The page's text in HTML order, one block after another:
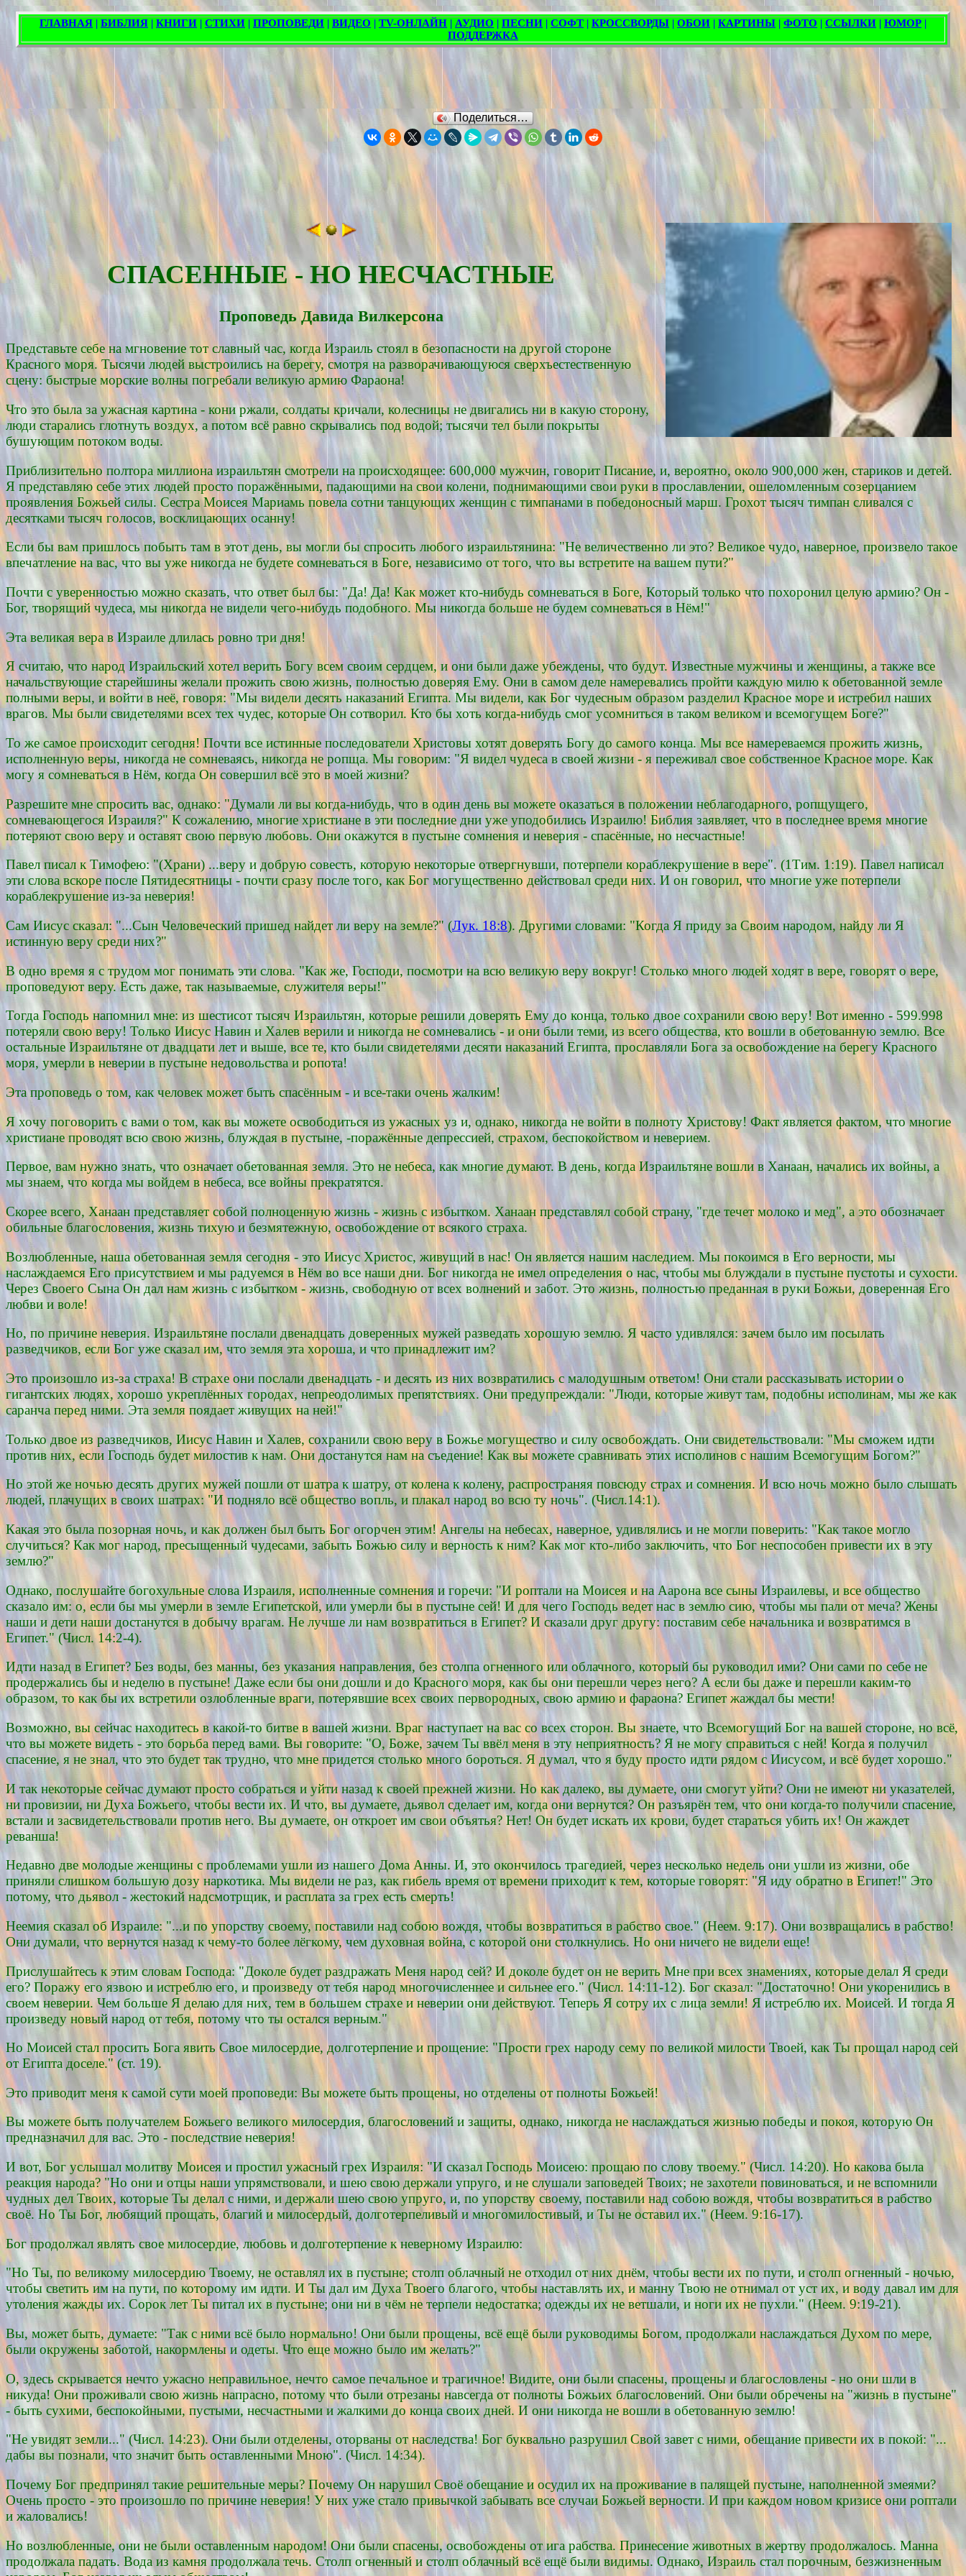
Поделиться…
СПАСЕННЫЕ - НО НЕСЧАСТНЫЕ
Проповедь Давида Вилкерсона
Представьте себе на мгновение тот славный час, когда Израиль стоял в безопасности на другой стороне
Красного моря. Тысячи людей выстроились на берегу, смотря на разворачивающуюся сверхъестественную
сцену: быстрые морские волны погребали великую армию Фараона!
Что это была за ужасная картина - кони ржали, солдаты кричали, колесницы не двигались ни в какую сторону,
люди старались глотнуть воздух, а потом всё равно скрывались под водой; тысячи тел были покрыты
бушующим потоком воды.
Приблизительно полтора миллиона израильтян смотрели на происходящее: 600,000 мужчин, говорит Писание, и, вероятно, около 900,000 жен, стариков и детей.
Я представляю себе этих людей просто поражёнными, падающими на свои колени, поднимающими свои руки в прославлении, ошеломленным созерцанием
проявления Божьей силы. Сестра Моисея Мариамь повела сотни танцующих женщин с тимпанами в победоносный марш. Грохот тысяч тимпан сливался с
десятками тысяч голосов, восклицающих осанну!
Если бы вам пришлось побыть там в этот день, вы могли бы спросить любого израильтянина: "Не величественно ли это? Великое чудо, наверное, произвело такое
впечатление на вас, что вы уже никогда не будете сомневаться в Боге, независимо от того, что вы встретите на вашем пути?"
Почти с уверенностью можно сказать, что ответ был бы: "Да! Да! Как может кто-нибудь сомневаться в Боге, Который только что похоронил целую армию? Он -
Бог, творящий чудеса, мы никогда не видели чего-нибудь подобного. Мы никогда больше не будем сомневаться в Нём!"
Эта великая вера в Израиле длилась ровно три дня!
Я считаю, что народ Израильский хотел верить Богу всем своим сердцем, и они были даже убеждены, что будут. Известные мужчины и женщины, а также все
начальствующие старейшины желали прожить свою жизнь, полностью доверяя Ему. Они в самом деле намеревались пройти каждую милю к обетованной земле
полными веры, и войти в неё, говоря: "Мы видели десять наказаний Египта. Мы видели, как Бог чудесным образом разделил Красное море и истребил наших
врагов. Мы были свидетелями всех тех чудес, которые Он сотворил. Кто бы хоть когда-нибудь смог усомниться в таком великом и всемогущем Боге?"
То же самое происходит сегодня! Почти все истинные последователи Христовы хотят доверять Богу до самого конца. Мы все намереваемся прожить жизнь,
исполненную веры, никогда не сомневаясь, никогда не ропща. Мы говорим: "Я видел чудеса в своей жизни - я переживал свое собственное Красное море. Как
могу я сомневаться в Нём, когда Он совершил всё это в моей жизни?
Разрешите мне спросить вас, однако: "Думали ли вы когда-нибудь, что в один день вы можете оказаться в положении неблагодарного, ропщущего,
сомневающегося Израиля?" К сожалению, многие христиане в эти последние дни уже уподобились Израилю! Библия заявляет, что в последнее время многие
потеряют свою веру и оставят свою первую любовь. Они окажутся в пустыне сомнения и неверия - спасённые, но несчастные!
Павел писал к Тимофею: "(Храни) ...веру и добрую совесть, которую некоторые отвергнувши, потерпели кораблекрушение в вере". (1Тим. 1:19). Павел написал
эти слова вскоре после Пятидесятницы - почти сразу после того, как Бог могущественно действовал среди них. И он говорил, что многие уже потерпели
кораблекрушение из-за неверия!
Сам Иисус сказал: "...Сын Человеческий пришед найдет ли веру на земле?" (Лук. 18:8). Другими словами: "Когда Я приду за Своим народом, найду ли Я
истинную веру среди них?"
В одно время я с трудом мог понимать эти слова. "Как же, Господи, посмотри на всю великую веру вокруг! Столько много людей ходят в вере, говорят о вере,
проповедуют веру. Есть даже, так называемые, служителя веры!"
Тогда Господь напомнил мне: из шестисот тысяч Израильтян, которые решили доверять Ему до конца, только двое сохранили свою веру! Вот именно - 599.998
потеряли свою веру! Только Иисус Навин и Халев верили и никогда не сомневались - и они были теми, из всего общества, кто вошли в обетованную землю. Все
остальные Израильтяне от двадцати лет и выше, все те, кто были свидетелями десяти наказаний Египта, прославляли Бога за освобождение на берегу Красного
моря, умерли в неверии в пустыне недовольства и ропота!
Эта проповедь о том, как человек может быть спасённым - и все-таки очень жалким!
Я хочу поговорить с вами о том, как вы можете освободиться из ужасных уз и, однако, никогда не войти в полноту Христову! Факт является фактом, что многие
христиане проводят всю свою жизнь, блуждая в пустыне, -поражённые депрессией, страхом, беспокойством и неверием.
Первое, вам нужно знать, что означает обетованная земля. Это не небеса, как многие думают. В день, когда Израильтяне вошли в Ханаан, начались их войны, а
мы знаем, что когда мы войдем в небеса, все войны прекратятся.
Скорее всего, Ханаан представляет собой полноценную жизнь - жизнь с избытком. Ханаан представлял собой страну, "где течет молоко и мед", а это обозначает
обильные благословения, жизнь тихую и безмятежную, освобождение от всякого страха.
Возлюбленные, наша обетованная земля сегодня - это Иисус Христос, живущий в нас! Он является нашим наследием. Мы покоимся в Его верности, мы
наслаждаемся Его присутствием и мы радуемся в Нём во все наши дни. Бог никогда не имел определения о нас, чтобы мы блуждали в пустыне пустоты и сухости.
Через Своего Сына Он дал нам жизнь с избытком - жизнь, свободную от всех волнений и забот. Это жизнь, полностью преданная в руки Божьи, доверенная Его
любви и воле!
Но, по причине неверия. Израильтяне послали двенадцать доверенных мужей разведать хорошую землю. Я часто удивлялся: зачем было им посылать
разведчиков, если Бог уже сказал им, что земля эта хороша, и что принадлежит им?
Это произошло из-за страха! В страхе они послали двенадцать - и десять из них возвратились с малодушным ответом! Они стали рассказывать истории о
гигантских людях, хорошо укреплённых городах, непреодолимых препятствиях. Они предупреждали: "Люди, которые живут там, подобны исполинам, мы же как
саранча перед ними. Эта земля поядает живущих на ней!"
Только двое из разведчиков, Иисус Навин и Халев, сохранили свою веру в Божье могущество и силу освобождать. Они свидетельствовали: "Мы сможем идти
против них, если Господь будет милостив к нам. Они достанутся нам на съедение! Как вы можете сравнивать этих исполинов с нашим Всемогущим Богом?"
Но этой же ночью десять других мужей пошли от шатра к шатру, от колена к колену, распространяя повсюду страх и сомнения. И всю ночь можно было слышать
людей, плачущих в своих шатрах: "И подняло всё общество вопль, и плакал народ во всю ту ночь". (Числ.14:1).
Какая это была позорная ночь, и как должен был быть Бог огорчен этим! Ангелы на небесах, наверное, удивлялись и не могли поверить: "Как такое могло
случиться? Как мог народ, пресыщенный чудесами, забыть Божью силу и верность к ним? Как мог кто-либо заключить, что Бог неспособен привести их в эту
землю?"
Однако, послушайте богохульные слова Израиля, исполненные сомнения и горечи: "И роптали на Моисея и на Аарона все сыны Израилевы, и все общество
сказало им: о, если бы мы умерли в земле Египетской, или умерли бы в пустыне сей! И для чего Господь ведет нас в землю сию, чтобы мы пали от меча? Жены
наши и дети наши достанутся в добычу врагам. Не лучше ли нам возвратиться в Египет? И сказали друг другу: поставим себе начальника и возвратимся в
Египет." (Числ. 14:2-4).
Идти назад в Египет? Без воды, без манны, без указания направления, без столпа огненного или облачного, который бы руководил ими? Они сами по себе не
продержались бы и неделю в пустыне! Даже если бы они дошли и до Красного моря, как бы они перешли через него? А если бы даже и перешли каким-то
образом, то как бы их встретили озлобленные враги, потерявшие всех своих первородных, свою армию и фараона? Египет жаждал бы мести!
Возможно, вы сейчас находитесь в какой-то битве в вашей жизни. Враг наступает на вас со всех сторон. Вы знаете, что Всемогущий Бог на вашей стороне, но всё,
что вы можете видеть - это борьба перед вами. Вы говорите: "О, Боже, зачем Ты ввёл меня в эту неприятность? Я не могу справиться с ней! Когда я получил
спасение, я не знал, что это будет так трудно, что мне придется столько много бороться. Я думал, что я буду просто идти рядом с Иисусом, и всё будет хорошо."
И так некоторые сейчас думают просто собраться и уйти назад к своей прежней жизни. Но как далеко, вы думаете, они смогут уйти? Они не имеют ни указателей,
ни провизии, ни Духа Божьего, чтобы вести их. И что, вы думаете, дьявол сделает им, когда они вернутся? Он разъярён тем, что они когда-то получили спасение,
встали и засвидетельствовали против него. Вы думаете, он откроет им свои объятья? Нет! Он будет искать их крови, будет стараться убить их! Он жаждет
реванша!
Недавно две молодые женщины с проблемами ушли из нашего Дома Анны. И, это окончилось трагедией, через несколько недель они ушли из жизни, обе
приняли слишком большую дозу наркотика. Мы видели не раз, как гибель время от времени приходит к тем, которые говорят: "Я иду обратно в Египет!" Это
потому, что дьявол - жестокий надсмотрщик, и расплата за грех есть смерть!
Неемия сказал об Израиле: "...и по упорству своему, поставили над собою вождя, чтобы возвратиться в рабство свое." (Неем. 9:17). Они возвращались в рабство!
Они думали, что вернутся назад к чему-то более лёгкому, чем духовная война, с которой они столкнулись. Но они ничего не видели еще!
Прислушайтесь к этим словам Господа: "Доколе будет раздражать Меня народ сей? И доколе будет он не верить Мне при всех знамениях, которые делал Я среди
его? Поражу его язвою и истреблю его, и произведу от тебя народ многочисленнее и сильнее его." (Числ. 14:11-12). Бог сказал: "Достаточно! Они укоренились в
своем неверии. Чем больше Я делаю для них, тем в большем страхе и неверии они действуют. Теперь Я сотру их с лица земли! Я истреблю их. Моисей. И тогда Я
произведу новый народ от тебя, потому что ты остался верным."
Но Моисей стал просить Бога явить Свое милосердие, долготерпение и прощение: "Прости грех народу сему по великой милости Твоей, как Ты прощал народ сей
от Египта доселе." (ст. 19).
Это приводит меня к самой сути моей проповеди: Вы можете быть прощены, но отделены от полноты Божьей!
Вы можете быть получателем Божьего великого милосердия, благословений и защиты, однако, никогда не наслаждаться жизнью победы и покоя, которую Он
предназначил для вас. Это - последствие неверия!
И вот, Бог услышал молитву Моисея и простил ужасный грех Израиля: "И сказал Господь Моисею: прощаю по слову твоему." (Числ. 14:20). Но какова была
реакция народа? "Но они и отцы наши упрямствовали, и шею свою держали упруго, и не слушали заповедей Твоих; не захотели повиноваться, и не вспомнили
чудных дел Твоих, которые Ты делал с ними, и держали шею свою упруго, и, по упорству своему, поставили над собою вождя, чтобы возвратиться в рабство
своё. Но Ты Бог, любящий прощать, благий и милосердый, долготерпеливый и многомилостивый, и Ты не оставил их." (Неем. 9:16-17).
Бог продолжал являть свое милосердие, любовь и долготерпение к неверному Израилю:
"Но Ты, по великому милосердию Твоему, не оставлял их в пустыне; столп облачный не отходил от них днём, чтобы вести их по пути, и столп огненный - ночью,
чтобы светить им на пути, по которому им идти. И Ты дал им Духа Твоего благого, чтобы наставлять их, и манну Твою не отнимал от уст их, и воду давал им для
утоления жажды их. Сорок лет Ты питал их в пустыне; они ни в чём не терпели недостатка; одежды их не ветшали, и ноги их не пухли." (Неем. 9:19-21).
Вы, может быть, думаете: "Так с ними всё было нормально! Они были прощены, всё ещё были руководимы Богом, продолжали наслаждаться Духом по мере,
были окружены заботой, накормлены и одеты. Что еще можно было им желать?"
О, здесь скрывается нечто ужасно неправильное, нечто самое печальное и трагичное! Видите, они были спасены, прощены и благословлены - но они шли в
никуда! Они проживали свою жизнь напрасно, потому что были отрезаны навсегда от полноты Божьих благословений. Они были обречены на "жизнь в пустыне"
- быть сухими, беспокойными, пустыми, несчастными и жалкими до конца своих дней. И они никогда не вошли в обетованную землю!
"Не увидят земли..." (Числ. 14:23). Они были отделены, оторваны от наследства! Бог буквально разрушил Свой завет с ними, обещание привести их в покой: "...
дабы вы познали, что значит быть оставленными Мною". (Числ. 14:34).
Почему Бог предпринял такие решительные меры? Почему Он нарушил Своё обещание и осудил их на проживание в палящей пустыне, наполненной змеями?
Очень просто - это произошло по причине неверия! У них уже стало привычкой забывать все случаи Божьей верности. И при каждом новом кризисе они роптали
и жаловались!
Но возлюбленные, они не были оставленным народом! Они были спасены, освобождены от ига рабства. Принесение животных в жертву продолжалось. Манна
продолжала падать. Вода из камня продолжала течь. Столп огненный и столп облачный всё ещё были видимы. Однако, Израиль стал порочным, безжизненным